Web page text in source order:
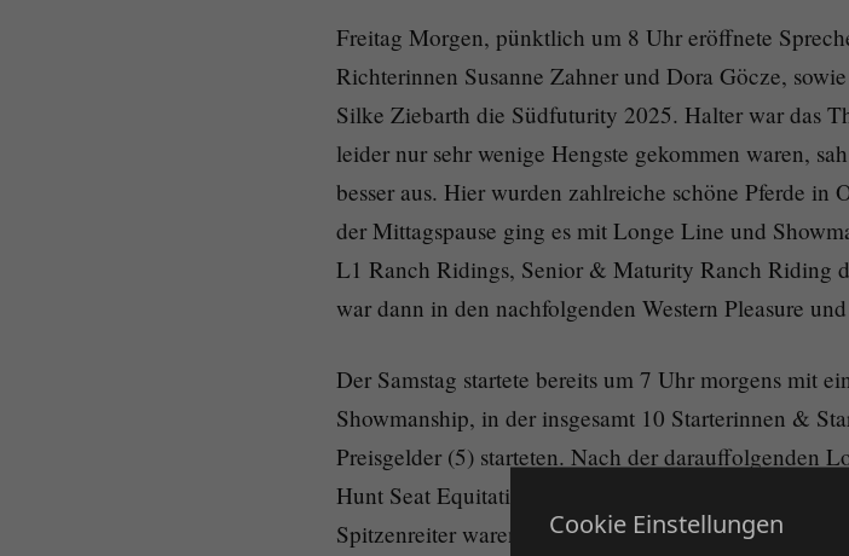
Freitag Morgen, pünktlich um 8 Uhr eröffnete
Richterinnen Susanne Zahner und Dora Göcze,
Silke Ziebarth die Südfuturity 2025. Halter war das
leider nur sehr wenige Hengste gekommen waren,
besser aus. Hier wurden zahlreiche schöne Pferde
der Mittagspause ging es mit Longe Line und
L1 Ranch Ridings, Senior & Maturity Ranch Riding
war dann in den nachfolgenden Western Pleasure
Der Samstag startete bereits um 7 Uhr morgens mit
Showmanship, in der insgesamt 10 Starterinnen &
Preisgelder (5) starteten. Nach der darauffolgenden
Hunt Seat Equitation weiter, bevor endlich die
Spitzenreiter waren der Futurity Trail in Hand 3-
Cookie Einstellungen